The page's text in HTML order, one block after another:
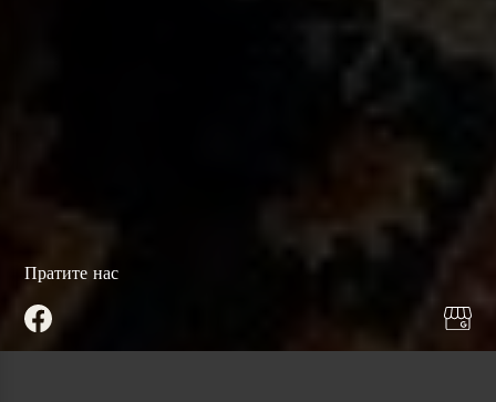
Пратите нас